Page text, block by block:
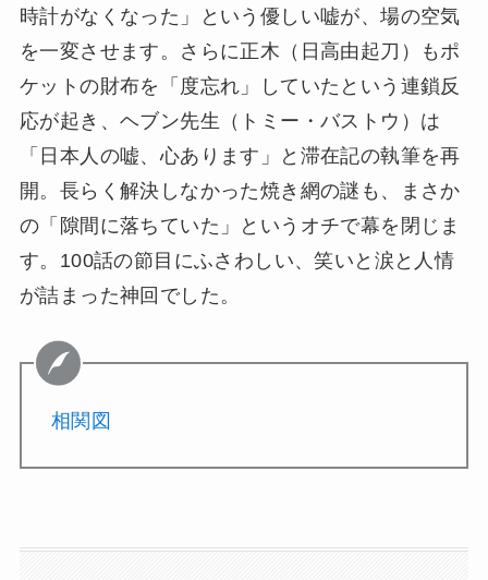
時計がなくなった」という優しい嘘が、場の空気
を一変させます。さらに正木（日高由起刀）もポ
ケットの財布を「度忘れ」していたという連鎖反
応が起き、ヘブン先生（トミー・バストウ）は
「日本人の嘘、心あります」と滞在記の執筆を再
開。長らく解決しなかった焼き網の謎も、まさか
の「隙間に落ちていた」というオチで幕を閉じま
す。100話の節目にふさわしい、笑いと涙と人情
が詰まった神回でした。
相関図